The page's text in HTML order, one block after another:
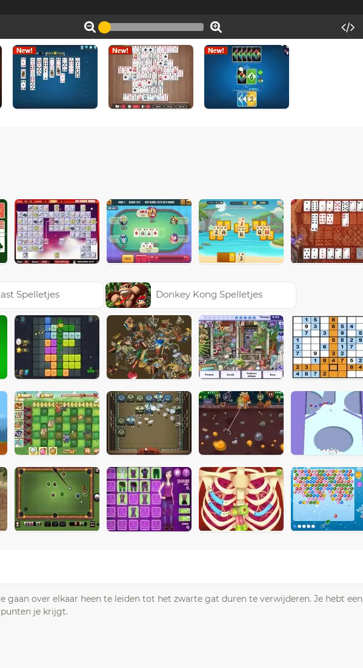
Spelletjes Donkey Kong Spelletjes
gaan over elkaar heen te leiden tot het zwarte gat duren te verwijderen. Je hebt een
je krijgt.